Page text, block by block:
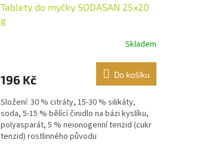
Tablety do myčky SODASAN 25x20
g
Skladem
196 Kč Do košíku
Složení: 30 % citráty, 15-30 % silikáty,
soda, 5-15 % bělící činidlo na bázi kyslíku,
polyasparát, 5 % neionogenní tenzid (cukr
tenzid) rostlinného původu